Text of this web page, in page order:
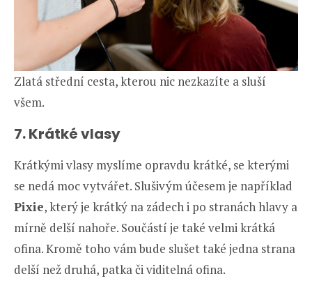
Zlatá střední cesta, kterou nic nezkazíte a sluší
všem.
7. Krátké vlasy
Krátkými vlasy myslíme opravdu krátké, se kterými
se nedá moc vytvářet. Slušivým účesem je například
Pixie, který je krátký na zádech i po stranách hlavy a
mírně delší nahoře. Součástí je také velmi krátká
ofina. Kromě toho vám bude slušet také jedna strana
delší než druhá, patka či viditelná ofina.